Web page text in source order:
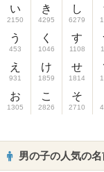
い
2150
う
453
え
931
お
1305
き
4295
く
1046
け
1859
こ
2826
し
6279
す
1108
せ
1814
そ
2710
男の子の人気の名